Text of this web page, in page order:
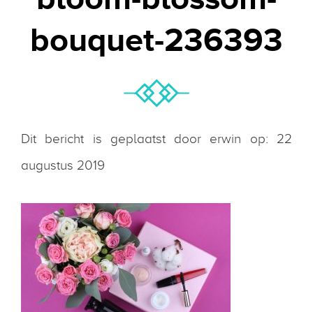
bouquet-236393
Dit bericht is geplaatst door erwin op: 22
augustus 2019